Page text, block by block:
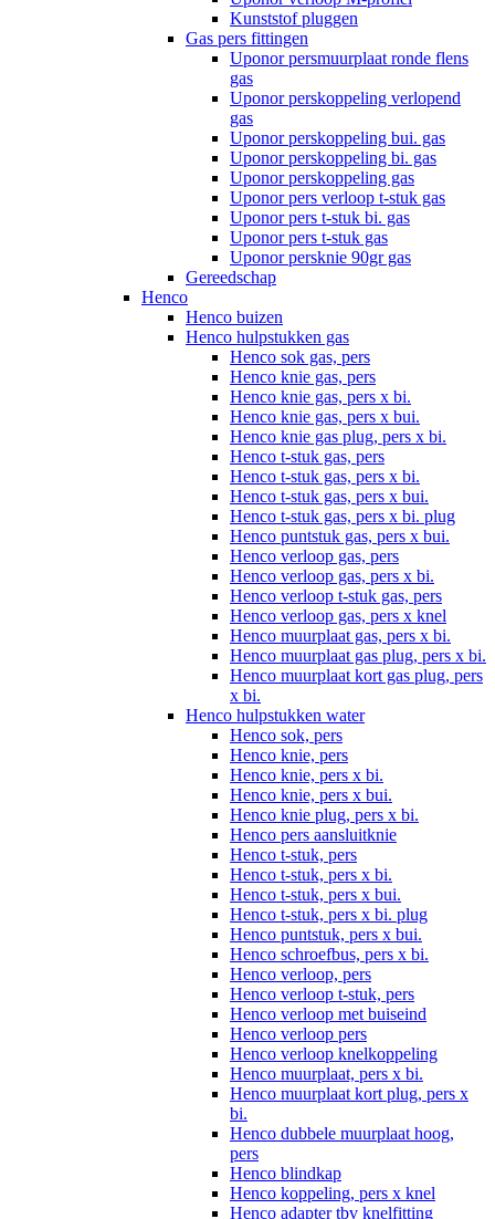
Kunststof pluggen
Gas pers fittingen
Uponor persmuurplaat ronde flens
gas
Uponor perskoppeling verlopend
gas
Uponor perskoppeling bui. gas
Uponor perskoppeling bi. gas
Uponor perskoppeling gas
Uponor pers verloop t-stuk gas
Uponor pers t-stuk bi. gas
Uponor pers t-stuk gas
Uponor persknie 90gr gas
Gereedschap
Henco
Henco buizen
Henco hulpstukken gas
Henco sok gas, pers
Henco knie gas, pers
Henco knie gas, pers x bi.
Henco knie gas, pers x bui.
Henco knie gas plug, pers x bi.
Henco t-stuk gas, pers
Henco t-stuk gas, pers x bi.
Henco t-stuk gas, pers x bui.
Henco t-stuk gas, pers x bi. plug
Henco puntstuk gas, pers x bui.
Henco verloop gas, pers
Henco verloop gas, pers x bi.
Henco verloop t-stuk gas, pers
Henco verloop gas, pers x knel
Henco muurplaat gas, pers x bi.
Henco muurplaat gas plug, pers x bi.
Henco muurplaat kort gas plug, pers
x bi.
Henco hulpstukken water
Henco sok, pers
Henco knie, pers
Henco knie, pers x bi.
Henco knie, pers x bui.
Henco knie plug, pers x bi.
Henco pers aansluitknie
Henco t-stuk, pers
Henco t-stuk, pers x bi.
Henco t-stuk, pers x bui.
Henco t-stuk, pers x bi. plug
Henco puntstuk, pers x bui.
Henco schroefbus, pers x bi.
Henco verloop, pers
Henco verloop t-stuk, pers
Henco verloop met buiseind
Henco verloop pers
Henco verloop knelkoppeling
Henco muurplaat, pers x bi.
Henco muurplaat kort plug, pers x
bi.
Henco dubbele muurplaat hoog,
pers
Henco blindkap
Henco koppeling, pers x knel
Henco adapter tbv knelfitting